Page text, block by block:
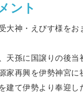
ント
大神・えびす様をお
天孫に国譲りの後
家再興を伊勢神宮
建て伊勢より奉迎